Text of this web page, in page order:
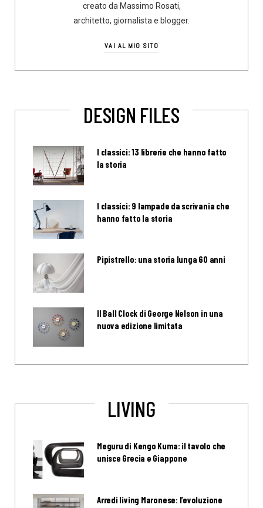
creato da Massimo Rosati,
architetto, giornalista e blogger.
VAI AL MIO SITO
DESIGN FILES
I classici: 13 librerie che hanno fatto
la storia
I classici: 9 lampade da scrivania che
hanno fatto la storia
Pipistrello: una storia lunga 60 anni
Il Ball Clock di George Nelson in una
nuova edizione limitata
LIVING
Meguru di Kengo Kuma: il tavolo che
unisce Grecia e Giappone
Arredi living Maronese: l’evoluzione